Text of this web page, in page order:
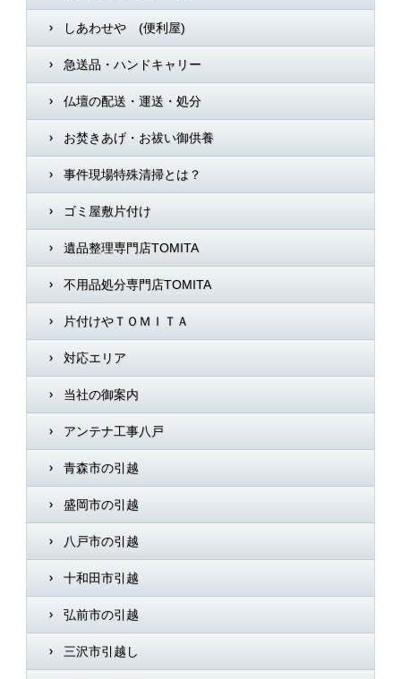
しあわせや (便利屋)
急送品・ハンドキャリー
仏壇の配送・運送・処分
お焚きあげ・お祓い御供養
事件現場特殊清掃とは？
ゴミ屋敷片付け
遺品整理専門店TOMITA
不用品処分専門店TOMITA
片付けやＴＯＭＩＴＡ
対応エリア
当社の御案内
アンテナ工事八戸
青森市の引越
盛岡市の引越
八戸市の引越
十和田市引越
弘前市の引越
三沢市引越し